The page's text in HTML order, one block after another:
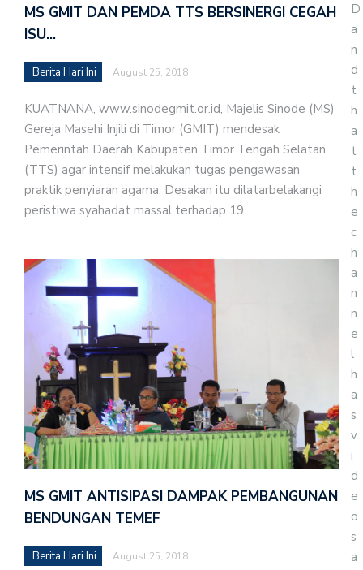
MS GMIT DAN PEMDA TTS BERSINERGI CEGAH
ISU…
Berita Hari Ini August 25, 2018
KUATNANA, www.sinodegmit.or.id, Majelis Sinode (MS)
Gereja Masehi Injili di Timor (GMIT) mendesak
Pemerintah Daerah Kabupaten Timor Tengah Selatan
(TTS) agar intensif melakukan tugas pengawasan
praktik penyiaran agama. Desakan itu dilatarbelakangi
peristiwa syahadat massal terhadap 19…
MS GMIT ANTISIPASI DAMPAK PEMBANGUNAN
BENDUNGAN TEMEF
Berita Hari Ini August 25, 2018
D
a
n
d
t
h
a
t
t
h
e
c
h
a
n
n
e
l
h
a
s
v
i
d
e
o
s
a